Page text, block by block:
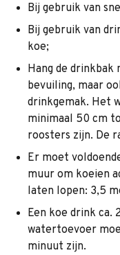
Bij gebruik van
Bij gebruik van
koe;
Hang de drinkbak
bevuiling, maar
drinkgemak. Het
minimaal 50 cm
roosters zijn. De
Er moet
muur om koeien
laten lopen: 3,5
Een koe drink ca.
watertoevoer
minuut zijn.